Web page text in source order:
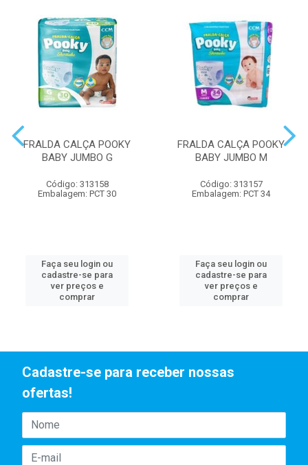
FRALDA CALÇA POOKY
BABY JUMBO G
Código: 313158
Embalagem: PCT 30
Faça seu login ou
cadastre-se para
ver preços e
comprar
FRALDA CALÇA POOKY
BABY JUMBO M
Código: 313157
Embalagem: PCT 34
Faça seu login ou
cadastre-se para
ver preços e
comprar
Cadastre-se para receber nossas
ofertas!